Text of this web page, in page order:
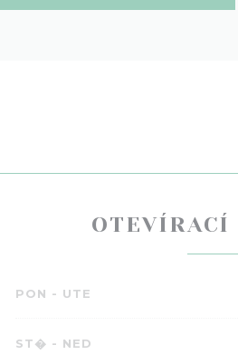
OTEVÍRACÍ
PON - UTE
ST� - NED